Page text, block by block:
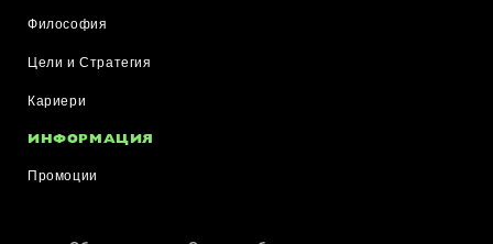
Философия
Цели и Стратегия
Кариери
ИНФОРМАЦИЯ
Промоции